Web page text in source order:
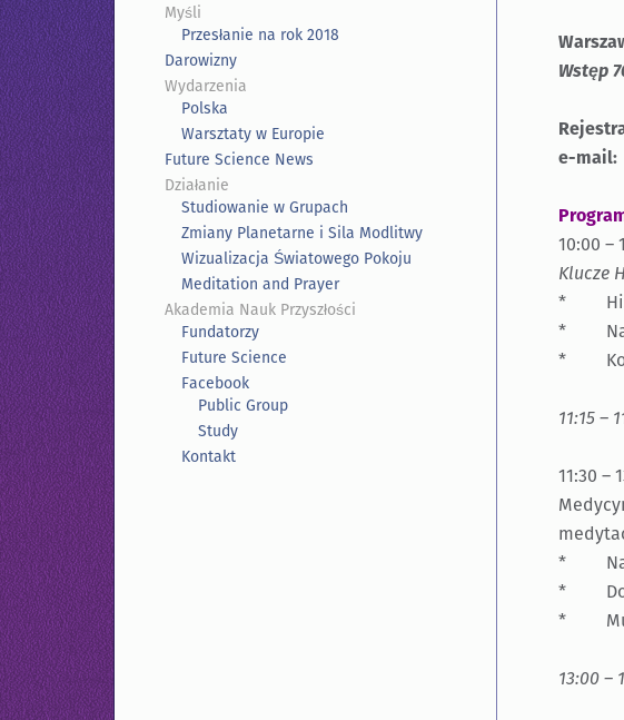
Wstęp
e-mail:
10:00 –
Klucze
*
*
*
11:15 –
11:30 –
*
*
*
13:00 –
Myśli
Przesłanie na rok 2018
Darowizny
Wydarzenia
Polska
Warsztaty w Europie
Future Science News
Działanie
Studiowanie w Grupach
Zmiany Planetarne i Sila Modlitwy
Wizualizacja Światowego Pokoju
Meditation and Prayer
Akademia Nauk Przyszłości
Fundatorzy
Future Science
Facebook
Public Group
Study
Kontakt